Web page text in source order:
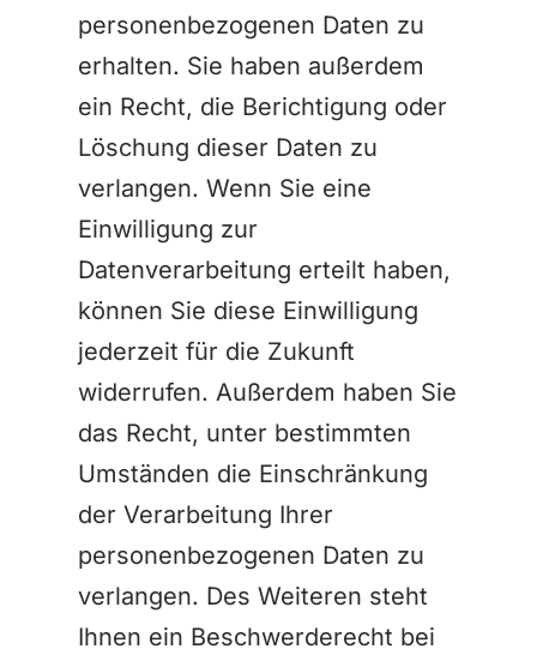
personenbezogenen Daten zu
erhalten. Sie haben außerdem
ein Recht, die Berichtigung oder
Löschung dieser Daten zu
verlangen. Wenn Sie eine
Einwilligung zur
Datenverarbeitung erteilt haben,
können Sie diese Einwilligung
jederzeit für die Zukunft
widerrufen. Außerdem haben Sie
das Recht, unter bestimmten
Umständen die Einschränkung
der Verarbeitung Ihrer
personenbezogenen Daten zu
verlangen. Des Weiteren steht
Ihnen ein Beschwerderecht bei